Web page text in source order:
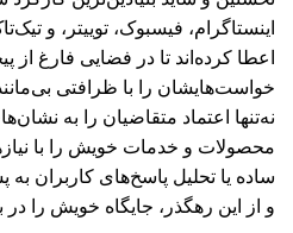
اینستاگرام، فیسبوک، توییتر، و
اعطا کرده‌اند تا در فضایی فارغ
خواست‌هایشان را با ظرافتی
نه‌تنها اعتماد متقاضیان را به
محصولات و خدمات خویش را با
ساده یا تحلیل پاسخ‌های کاربران
و از این رهگذر، جایگاه خویش را در